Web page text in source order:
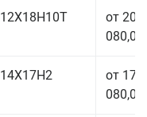
12Х18Н10Т
от 209
080,00
14Х17Н2
от 175
080,00